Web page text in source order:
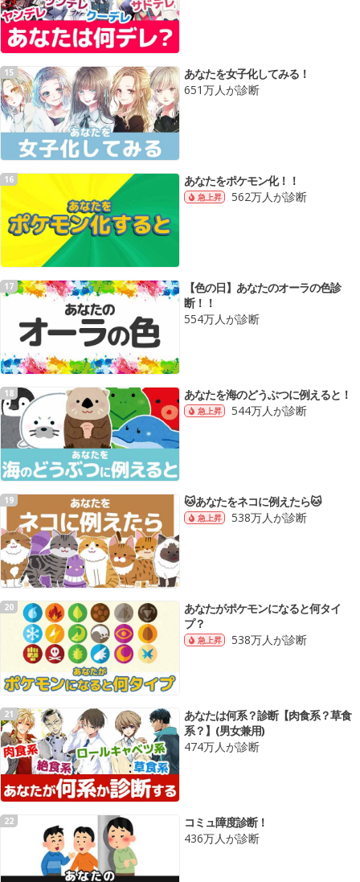
15
あなたを女子化してみる！
651万人が診断
16 あなたをポケモン化！！
急上昇 562万人が診断
17
【色の日】あなたのオーラの色診
断！！
554万人が診断
18 あなたを海のどうぶつに例えると！
急上昇 544万人が診断
19 🐱あなたをネコに例えたら🐱
急上昇 538万人が診断
20
あなたがポケモンになると何タイ
プ？
急上昇 538万人が診断
21
あなたは何系？診断【肉食系？草食
系？】(男女兼用)
474万人が診断
22
コミュ障度診断！
436万人が診断